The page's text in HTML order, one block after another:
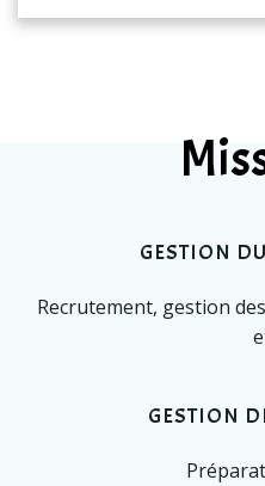
GESTION
Recrutement, gestion
GESTION